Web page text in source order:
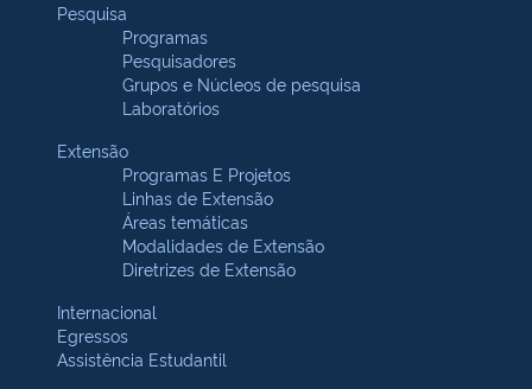
Pesquisa
Programas
Pesquisadores
Grupos e Núcleos de pesquisa
Laboratórios
Extensão
Programas E Projetos
Linhas de Extensão
Áreas temáticas
Modalidades de Extensão
Diretrizes de Extensão
Internacional
Egressos
Assistência Estudantil